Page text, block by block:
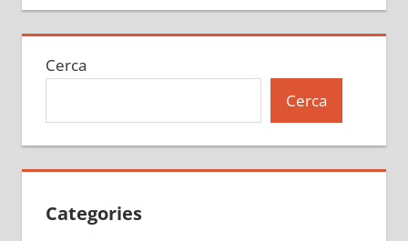
Cerca
Cerca
Categories